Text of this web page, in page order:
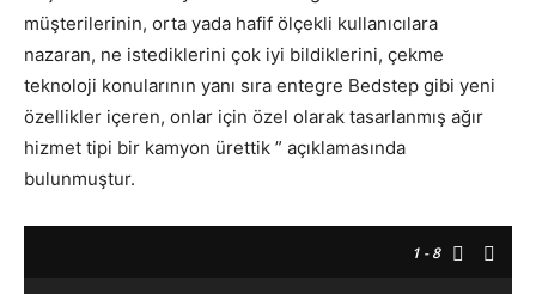
müşterilerinin, orta yada hafif ölçekli kullanıcılara
nazaran, ne istediklerini çok iyi bildiklerini, çekme
teknoloji konularının yanı sıra entegre Bedstep gibi yeni
özellikler içeren, onlar için özel olarak tasarlanmış ağır
hizmet tipi bir kamyon ürettik ” açıklamasında
bulunmuştur.
1 - 8